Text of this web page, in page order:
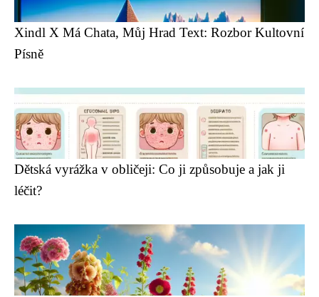
Xindl X Má Chata, Můj Hrad Text: Rozbor Kultovní
Písně
Dětská vyrážka v obličeji: Co ji způsobuje a jak ji
léčit?